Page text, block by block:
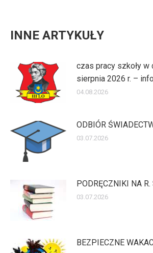
INNE ARTYKUŁY
czas pracy szkoły w
sierpnia 2026 r. –
04.08.2026
ODBIÓR
03.07.2026
PODRĘCZNIKI NA
03.07.2026
BEZPIECZNE